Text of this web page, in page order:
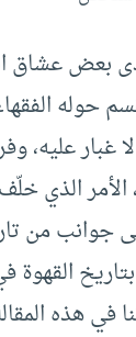
بعض عشاق
حوله
غبار
الذي
جوانب من
في هذه